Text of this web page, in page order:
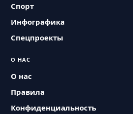
Спорт
Инфографика
Спецпроекты
О НАС
О нас
Правила
Конфиденциальность